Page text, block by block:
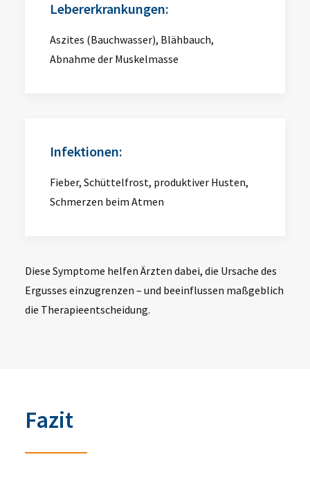
Lebererkrankungen:
Aszites (Bauchwasser), Blähbauch,
Abnahme der Muskelmasse
Infektionen:
Fieber, Schüttelfrost, produktiver Husten,
Schmerzen beim Atmen
Diese Symptome helfen Ärzten dabei, die Ursache des
Ergusses einzugrenzen – und beeinflussen maßgeblich
die Therapieentscheidung.
Fazit